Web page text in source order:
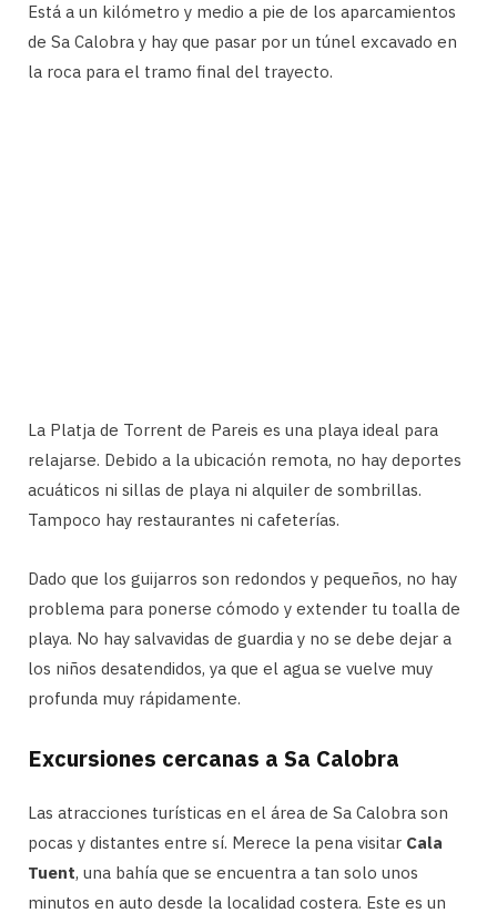
Está a un kilómetro y medio a pie de los aparcamientos
de Sa Calobra y hay que pasar por un túnel excavado en
la roca para el tramo final del trayecto.
La Platja de Torrent de Pareis es una playa ideal para
relajarse. Debido a la ubicación remota, no hay deportes
acuáticos ni sillas de playa ni alquiler de sombrillas.
Tampoco hay restaurantes ni cafeterías.
Dado que los guijarros son redondos y pequeños, no hay
problema para ponerse cómodo y extender tu toalla de
playa. No hay salvavidas de guardia y no se debe dejar a
los niños desatendidos, ya que el agua se vuelve muy
profunda muy rápidamente.
Excursiones cercanas a Sa Calobra
Las atracciones turísticas en el área de Sa Calobra son
pocas y distantes entre sí. Merece la pena visitar Cala
Tuent, una bahía que se encuentra a tan solo unos
minutos en auto desde la localidad costera. Este es un